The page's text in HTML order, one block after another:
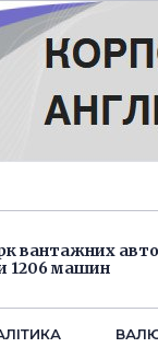
вантажних
1206 машин